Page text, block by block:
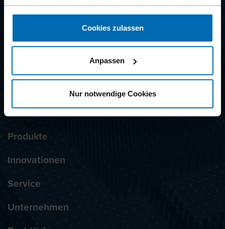
gesammelt haben.
Cookies zulassen
Anpassen
Nur notwendige Cookies
NEWSLETTER ABONNIEREN
Produkte
Innovationen
Service
Unternehmen